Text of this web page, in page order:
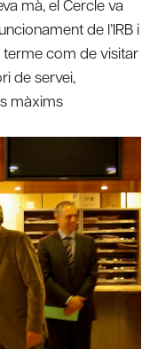
mà, el Cercle va
de l’IRB i
terme com de visitar
de servei,
màxims